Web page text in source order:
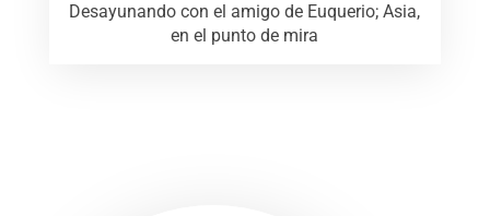
Desayunando con el amigo de Euquerio; Asia,
en el punto de mira